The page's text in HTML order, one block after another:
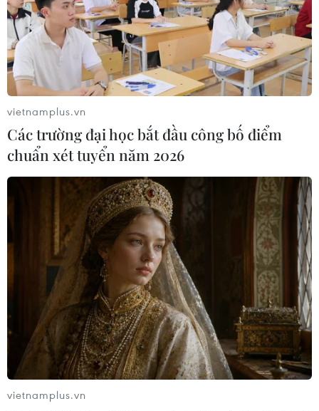
10/08/2026 01:09
Đan Mạch: Xả súng tại Holbaek,
nhiều người bị thương
10/08/2026 01:04
Xuất khẩu của Đức sang Trung Quốc
giảm mạnh
09/08/2026 22:05
Nghịch lý tại các cường quốc du lịch
Địa Trung Hải
09/08/2026 22:00
Khám phá điểm du lịch nổi
vietnamplus.vn
Các trường đại học bắt đầu công bố điểm
chuẩn xét tuyển năm 2026
vietnamplus.vn